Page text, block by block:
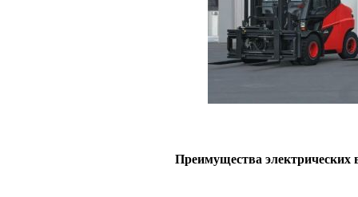
Преимущества электрических